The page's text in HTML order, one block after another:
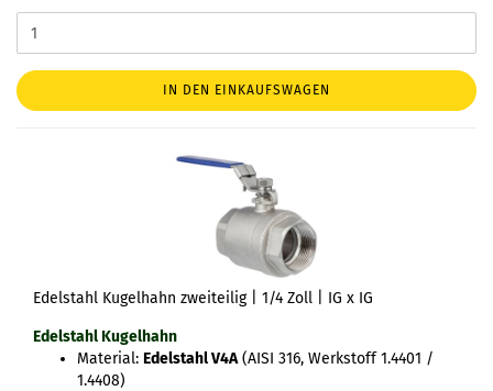
IN DEN EINKAUFSWAGEN
Edelstahl Kugelhahn zweiteilig | 1/4 Zoll | IG x IG
Edelstahl Kugelhahn
Material: Edelstahl V4A(AISI 316, Werkstoff 1.4401 /
1.4408)